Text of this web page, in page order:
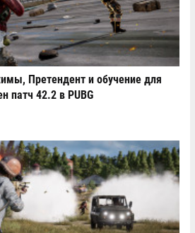
Претендент и обучение для
патч 42.2 в PUBG